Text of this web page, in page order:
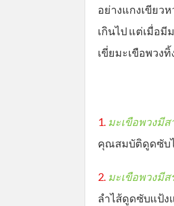
อย่างแกงเขียว
เกินไป แต่เมื่อมี
เขี่ยมะเขือพวง
1. มะเขือพวงมีส
คุณสมบัติดูดซับไ
2. มะเขือพวงมี
ลำไส้ดูดซับแป้ง